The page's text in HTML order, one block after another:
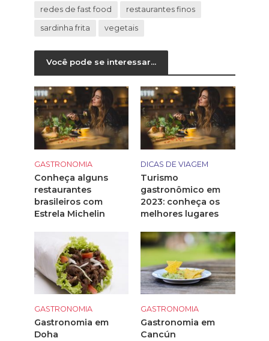
redes de fast food restaurantes finos
sardinha frita vegetais
Você pode se interessar...
GASTRONOMIA
Conheça alguns
restaurantes
brasileiros com
Estrela Michelin
DICAS DE VIAGEM
Turismo
gastronômico em
2023: conheça os
melhores lugares
GASTRONOMIA
Gastronomia em
Doha
GASTRONOMIA
Gastronomia em
Cancún